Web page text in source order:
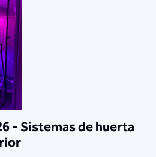
- Sistemas de huerta